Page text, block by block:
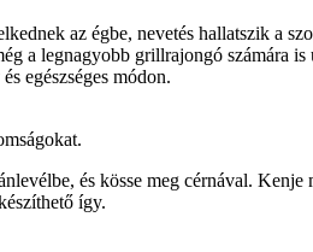
az égbe, nevetés hallatszik a
a legnagyobb grillrajongó számára is
egészséges módon.
és kösse meg cérnával. Kenje
így.